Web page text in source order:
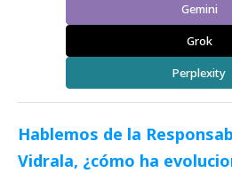
Gemini
Grok
Perplexity
Hablemos de la
Vidrala, ¿cómo ha